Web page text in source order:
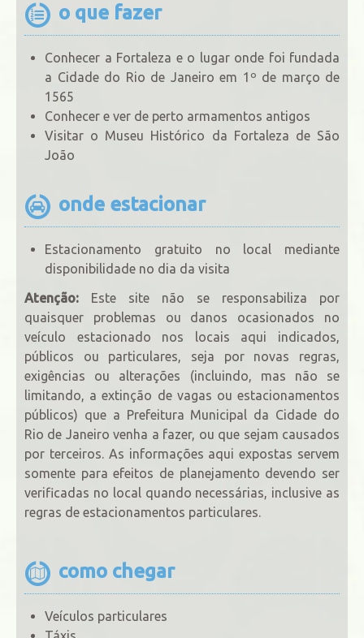
o que fazer
Conhecer a Fortaleza e o lugar onde foi fundada
a Cidade do Rio de Janeiro em 1º de março de
1565
Conhecer e ver de perto armamentos antigos
Visitar o Museu Histórico da Fortaleza de São
João
onde estacionar
Estacionamento gratuito no local mediante
disponibilidade no dia da visita
Atenção: Este site não se responsabiliza por
quaisquer problemas ou danos ocasionados no
veículo estacionado nos locais aqui indicados,
públicos ou particulares, seja por novas regras,
exigências ou alterações (incluindo, mas não se
limitando, a extinção de vagas ou estacionamentos
públicos) que a Prefeitura Municipal da Cidade do
Rio de Janeiro venha a fazer, ou que sejam causados
por terceiros. As informações aqui expostas servem
somente para efeitos de planejamento devendo ser
verificadas no local quando necessárias, inclusive as
regras de estacionamentos particulares.
como chegar
Veículos particulares